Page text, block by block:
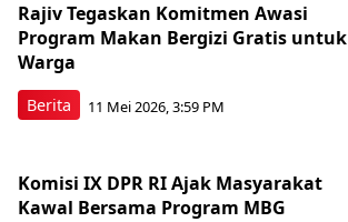
Berita
Rajiv Tegaskan Komitmen Awasi
Program Makan Bergizi Gratis untuk
Warga
11 Mei 2026, 3:59 PM
Komisi IX DPR RI Ajak Masyarakat
Kawal Bersama Program MBG